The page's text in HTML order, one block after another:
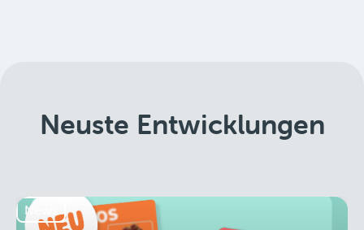
Neuste Entwicklungen
News